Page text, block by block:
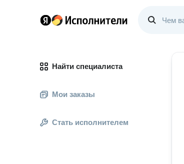
Найти специалиста
Мои заказы
Стать исполнителем